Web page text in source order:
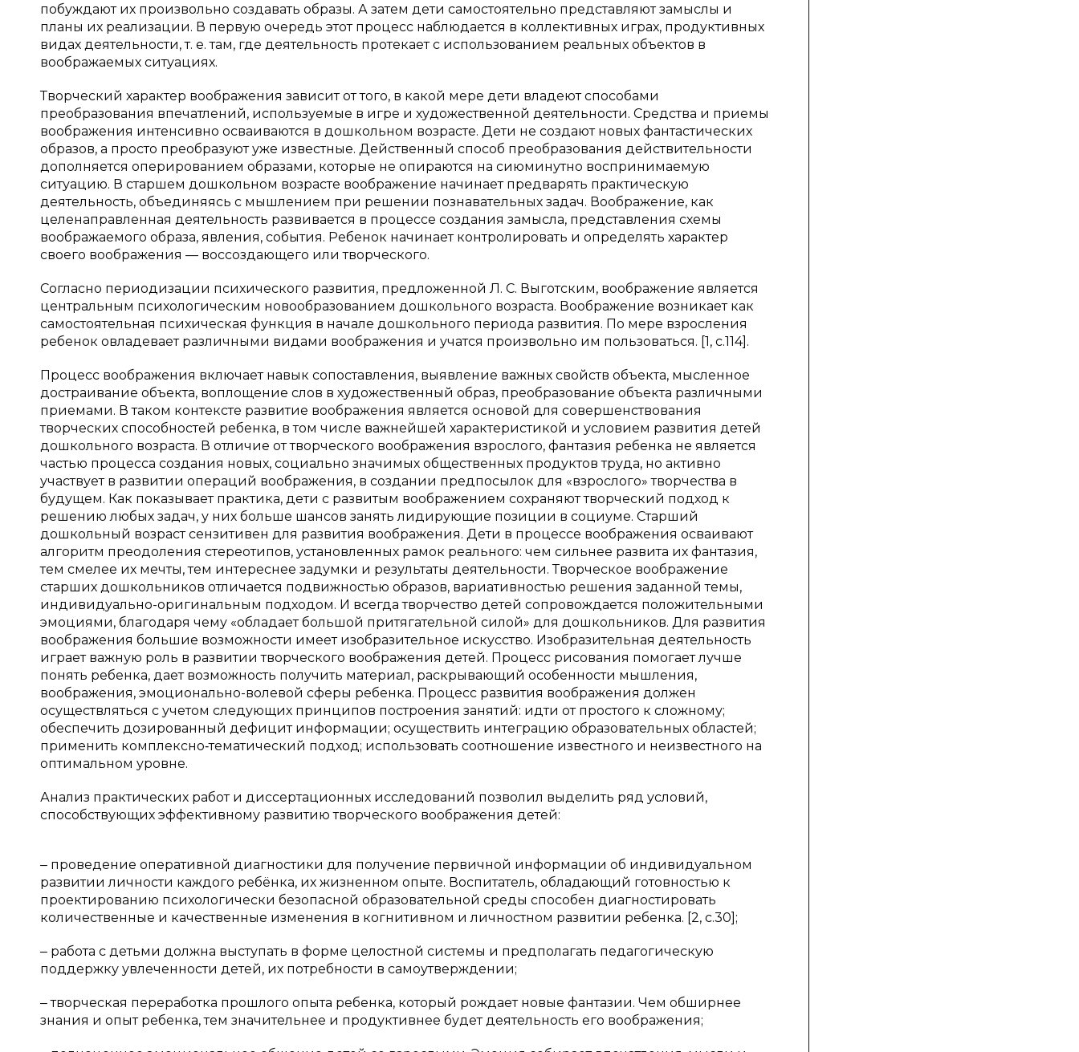
побуждают их произвольно создавать образы. А затем дети самостоятельно представляют замыслы и
планы их реализации. В первую очередь этот процесс наблюдается в коллективных играх, продуктивных
видах деятельности, т. е. там, где деятельность протекает с использованием реальных объектов в
воображаемых ситуациях.
Творческий характер воображения зависит от того, в какой мере дети владеют способами
преобразования впечатлений, используемые в игре и художественной деятельности. Средства и приемы
воображения интенсивно осваиваются в дошкольном возрасте. Дети не создают новых фантастических
образов, а просто преобразуют уже известные. Действенный способ преобразования действительности
дополняется оперированием образами, которые не опираются на сиюминутно воспринимаемую
ситуацию. В старшем дошкольном возрасте воображение начинает предварять практическую
деятельность, объединяясь с мышлением при решении познавательных задач. Воображение, как
целенаправленная деятельность развивается в процессе создания замысла, представления схемы
воображаемого образа, явления, события. Ребенок начинает контролировать и определять характер
своего воображения — воссоздающего или творческого.
Согласно периодизации психического развития, предложенной Л. С. Выготским, воображение является
центральным психологическим новообразованием дошкольного возраста. Воображение возникает как
самостоятельная психическая функция в начале дошкольного периода развития. По мере взросления
ребенок овладевает различными видами воображения и учатся произвольно им пользоваться. [1, c.114].
Процесс воображения включает навык сопоставления, выявление важных свойств объекта, мысленное
достраивание объекта, воплощение слов в художественный образ, преобразование объекта различными
приемами. В таком контексте развитие воображения является основой для совершенствования
творческих способностей ребенка, в том числе важнейшей характеристикой и условием развития детей
дошкольного возраста. В отличие от творческого воображения взрослого, фантазия ребенка не является
частью процесса создания новых, социально значимых общественных продуктов труда, но активно
участвует в развитии операций воображения, в создании предпосылок для «взрослого» творчества в
будущем. Как показывает практика, дети с развитым воображением сохраняют творческий подход к
решению любых задач, у них больше шансов занять лидирующие позиции в социуме. Старший
дошкольный возраст сензитивен для развития воображения. Дети в процессе воображения осваивают
алгоритм преодоления стереотипов, установленных рамок реального: чем сильнее развита их фантазия,
тем смелее их мечты, тем интереснее задумки и результаты деятельности. Творческое воображение
старших дошкольников отличается подвижностью образов, вариативностью решения заданной темы,
индивидуально-оригинальным подходом. И всегда творчество детей сопровождается положительными
эмоциями, благодаря чему «обладает большой притягательной силой» для дошкольников. Для развития
воображения большие возможности имеет изобразительное искусство. Изобразительная деятельность
играет важную роль в развитии творческого воображения детей. Процесс рисования помогает лучше
понять ребенка, дает возможность получить материал, раскрывающий особенности мышления,
воображения, эмоционально-волевой сферы ребенка. Процесс развития воображения должен
осуществляться с учетом следующих принципов построения занятий: идти от простого к сложному;
обеспечить дозированный дефицит информации; осуществить интеграцию образовательных областей;
применить комплексно‐тематический подход; использовать соотношение известного и неизвестного на
оптимальном уровне.
Анализ практических работ и диссертационных исследований позволил выделить ряд условий,
способствующих эффективному развитию творческого воображения детей:
‒ проведение оперативной диагностики для получение первичной информации об индивидуальном
развитии личности каждого ребёнка, их жизненном опыте. Воспитатель, обладающий готовностью к
проектированию психологически безопасной образовательной среды способен диагностировать
количественные и качественные изменения в когнитивном и личностном развитии ребенка. [2, c.30];
‒ работа с детьми должна выступать в форме целостной системы и предполагать педагогическую
поддержку увлеченности детей, их потребности в самоутверждении;
‒ творческая переработка прошлого опыта ребенка, который рождает новые фантазии. Чем обширнее
знания и опыт ребенка, тем значительнее и продуктивнее будет деятельность его воображения;